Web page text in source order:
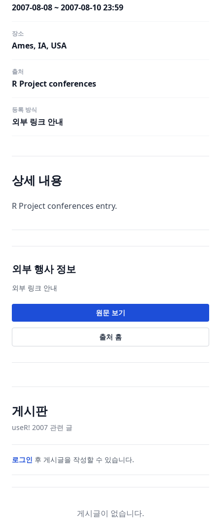
2007-08-08 ~ 2007-08-10 23:59
장소
Ames, IA, USA
출처
R Project conferences
등록 방식
외부 링크 안내
상세 내용
R Project conferences entry.
외부 행사 정보
외부 링크 안내
원문 보기
출처 홈
게시판
useR! 2007 관련 글
로그인 후 게시글을 작성할 수 있습니다.
게시글이 없습니다.